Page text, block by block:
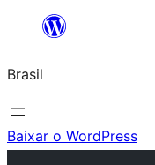
o
conteúdo
Brasil
Baixar o WordPress